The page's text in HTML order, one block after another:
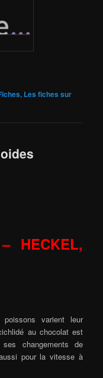
, Les fiches sur
HECKEL,
varient leur
au chocolat est
changements de
pour la vitesse à